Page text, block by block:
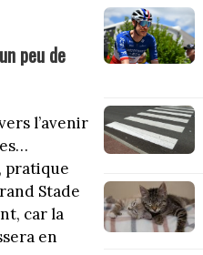
peu de
l’avenir
pratique
Stade
car la
en